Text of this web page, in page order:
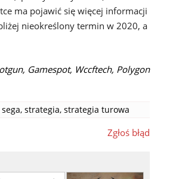
ma pojawić się więcej informacji
nieokreślony termin w 2020, a
Gamespot, Wccftech, Polygon
sega, strategia, strategia turowa
Zgłoś błąd